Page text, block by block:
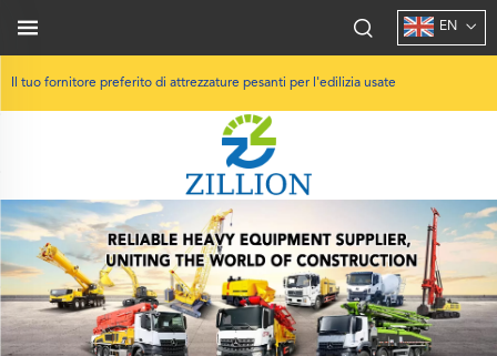
Il tuo fornitore preferito di attrezzature pesanti per l'edilizia usate
EN